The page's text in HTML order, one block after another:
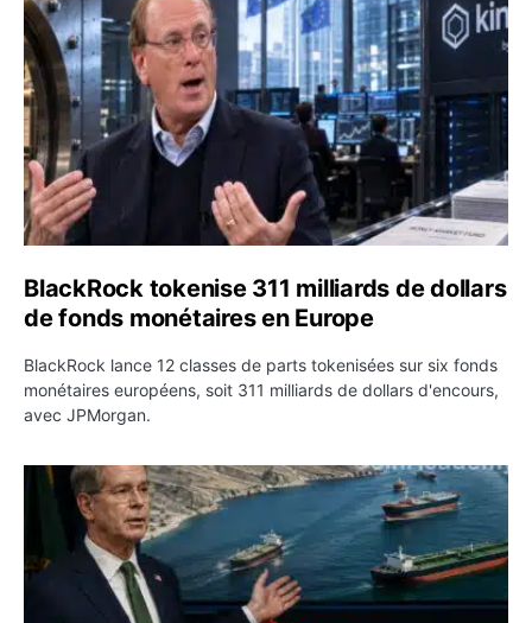
BlackRock tokenise 311 milliards de dollars
de fonds monétaires en Europe
BlackRock lance 12 classes de parts tokenisées sur six fonds
monétaires européens, soit 311 milliards de dollars d'encours,
avec JPMorgan.
Pétrole : le Brent passe sous 80 dollars après